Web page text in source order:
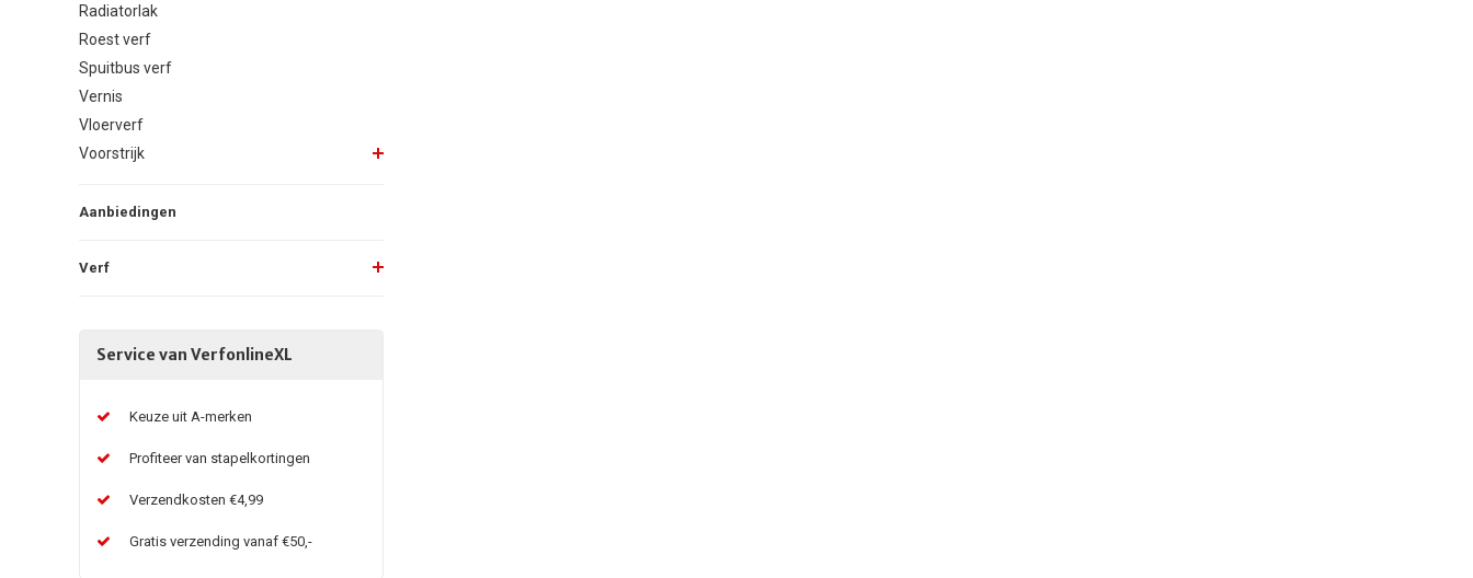
Radiatorlak
Roest verf
Spuitbus verf
Vernis
Vloerverf
Voorstrijk
Aanbiedingen
Verf
Service van VerfonlineXL
Keuze uit A-merken
Profiteer van stapelkortingen
Verzendkosten €4,99
Gratis verzending vanaf €50,-